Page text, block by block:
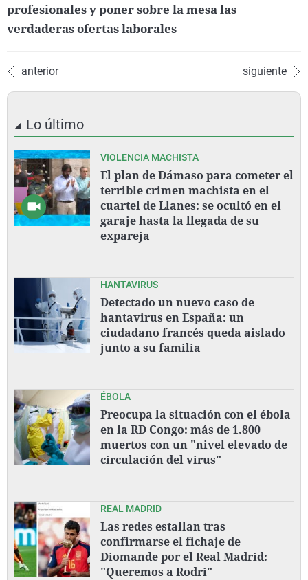
profesionales y poner sobre la mesa las
verdaderas ofertas laborales
anterior siguiente
Lo último
VIOLENCIA MACHISTA
El plan de Dámaso para cometer el
terrible crimen machista en el
cuartel de Llanes: se ocultó en el
garaje hasta la llegada de su
expareja
HANTAVIRUS
Detectado un nuevo caso de
hantavirus en España: un
ciudadano francés queda aislado
junto a su familia
ÉBOLA
Preocupa la situación con el ébola
en la RD Congo: más de 1.800
muertos con un "nivel elevado de
circulación del virus"
REAL MADRID
Las redes estallan tras
confirmarse el fichaje de
Diomande por el Real Madrid:
"Queremos a Rodri"